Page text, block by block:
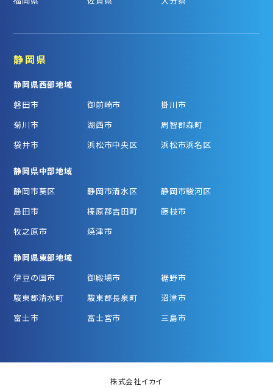
静岡県
静岡県西部地域
磐田市
御前崎市
掛川市
菊川市
湖西市
周智郡森町
袋井市
浜松市中央区 浜松市浜名区
静岡県中部地域
静岡市葵区
静岡市清水区
静岡市駿河区
島田市
榛原郡吉田町
藤枝市
牧之原市
焼津市
静岡県東部地域
伊豆の国市
御殿場市
裾野市
駿東郡清水町
駿東郡長泉町
沼津市
富士市
富士宮市 三島市
株式会社イカイ